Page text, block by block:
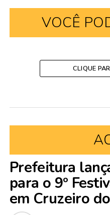
VOCÊ
CLIQUE
Prefeitura
para o 9º
em Cruzeiro